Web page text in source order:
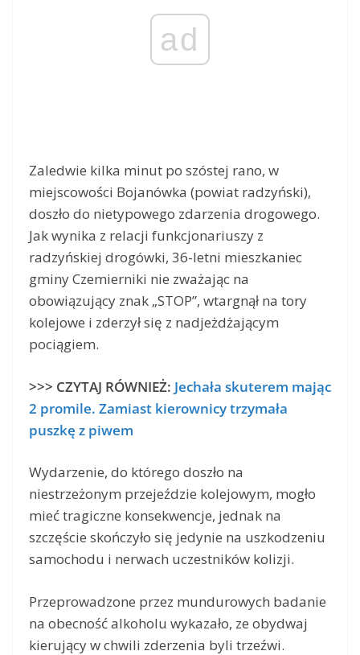
ad
Zaledwie kilka minut po szóstej rano, w
miejscowości Bojanówka (powiat radzyński),
doszło do nietypowego zdarzenia drogowego.
Jak wynika z relacji funkcjonariuszy z
radzyńskiej drogówki, 36-letni mieszkaniec
gminy Czemierniki nie zważając na
obowiązujący znak „STOP”, wtargnął na tory
kolejowe i zderzył się z nadjeżdżającym
pociągiem.
>>> CZYTAJ RÓWNIEŻ: Jechała skuterem mając
2 promile. Zamiast kierownicy trzymała
puszkę z piwem
Wydarzenie, do którego doszło na
niestrzeżonym przejeździe kolejowym, mogło
mieć tragiczne konsekwencje, jednak na
szczęście skończyło się jedynie na uszkodzeniu
samochodu i nerwach uczestników kolizji.
Przeprowadzone przez mundurowych badanie
na obecność alkoholu wykazało, ze obydwaj
kierujący w chwili zderzenia byli trzeźwi.